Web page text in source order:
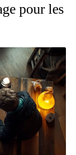
pour les